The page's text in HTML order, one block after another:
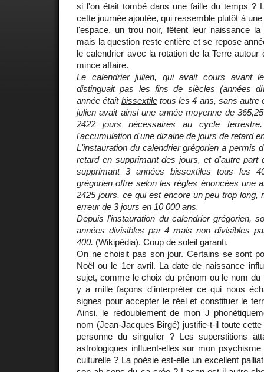
si l'on était tombé dans une faille du temps ?
cette journée ajoutée, qui ressemble plutôt à
l'espace, un trou noir, fêtent leur naissance
mais la question reste entière et se repose
le calendrier avec la rotation de la Terre
mince affaire.
Le calendrier julien, qui avait cours avant
distinguait pas les fins de siècles (années
année était bissextiletous les 4 ans, sans autre
julien avait ainsi une année moyenne de
2422 jours nécessaires au cycle
l'accumulation d'une dizaine de jours de retard
L'instauration du calendrier grégorien a permis
retard en supprimant des jours, et d'autre part
supprimant 3 années bissextiles tous les
grégorien offre selon les règles énoncées une
2425 jours, ce qui est encore un peu trop long,
erreur de 3 jours en 10 000 ans.
Depuis l'instauration du calendrier grégorien,
années divisibles par 4 mais non divisibles
400. (Wikipédia). Coup de soleil garanti.
On ne choisit pas son jour. Certains se sont
Noël ou le 1er avril. La date de naissance
sujet, comme le choix du prénom ou le nom du
y a mille façons d'interpréter ce qui nous
signes pour accepter le réel et constituer le
Ainsi, le redoublement de mon J
nom (Jean-Jacques Birgé) justifie-t-il toute
personne du singulier ? Les superstitions
astrologiques influent-elles sur mon
culturelle ? La poésie est-elle un excellent